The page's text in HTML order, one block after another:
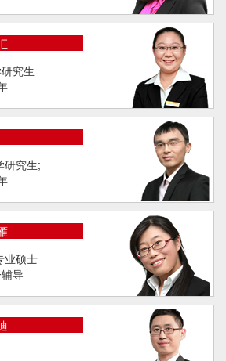
究生
研究生;
业硕士
导